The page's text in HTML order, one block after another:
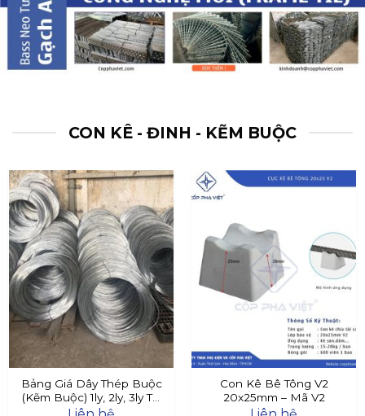
CON KÊ - ĐINH - KẼM BUỘC
Bảng Giá Dây Thép Buộc
(Kẽm Buộc) 1ly, 2ly, 3ly Tại
Đây
Con Kê Bê Tông V2
20x25mm – Mã V2